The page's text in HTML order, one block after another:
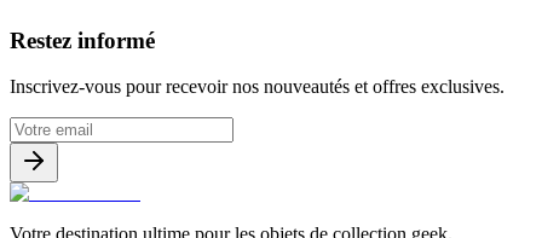
Restez informé
Inscrivez-vous pour recevoir nos nouveautés et offres exclusives.